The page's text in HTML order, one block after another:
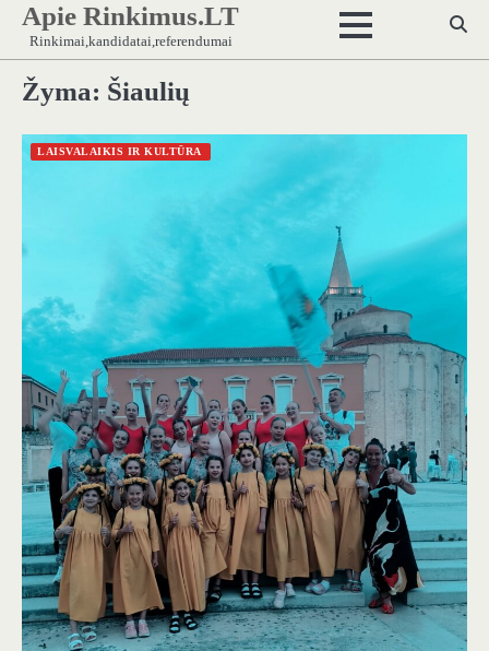
Skip
content
Apie Rinkimus.LT
Rinkimai,kandidatai,referendumai
Žyma: Šiaulių
LAISVALAIKIS IR KULTŪRA